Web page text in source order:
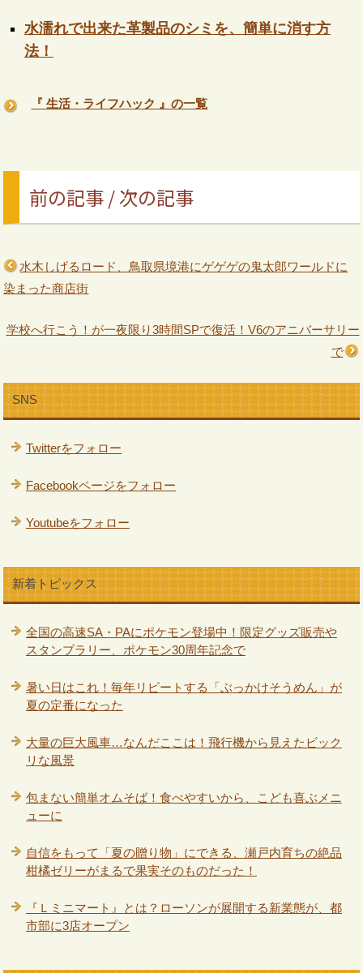
水濡れで出来た革製品のシミを、簡単に消す方
法！
『 生活・ライフハック 』の一覧
前の記事 / 次の記事
水木しげるロード、鳥取県境港にゲゲゲの鬼太郎ワールドに
染まった商店街
学校へ行こう！が一夜限り3時間SPで復活！V6のアニバーサリー
で
SNS
Twitterをフォロー
Facebookページをフォロー
Youtubeをフォロー
新着トピックス
全国の高速SA・PAにポケモン登場中！限定グッズ販売や
スタンプラリー、ポケモン30周年記念で
暑い日はこれ！毎年リピートする「ぶっかけそうめん」が
夏の定番になった
大量の巨大風車…なんだここは！飛行機から見えたビック
リな風景
包まない簡単オムそば！食べやすいから、こども喜ぶメニ
ューに
自信をもって「夏の贈り物」にできる、瀬戸内育ちの絶品
柑橘ゼリーがまるで果実そのものだった！
『Ｌミニマート』とは？ローソンが展開する新業態が、都
市部に3店オープン